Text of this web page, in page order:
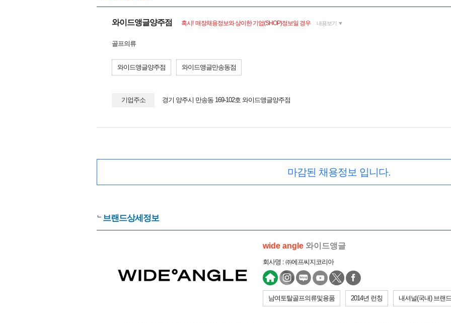
와이드앵글양주점 혹시! 매장채용정보와 상이한 기업(SHOP)정보일 경우 내용보기 ▼
골프의류
와이드앵글양주점 와이드앵글만송동점
기업주소 경기 양주시 만송동 169-102호 와이드앵글양주점
마감된 채용정보 입니다.
브랜드상세정보
wide angle 와이드앵글
회사명 : ㈜에프씨지코리아
남여토탈골프의류및용품 2014년 런칭 내셔널(국내) 브랜드